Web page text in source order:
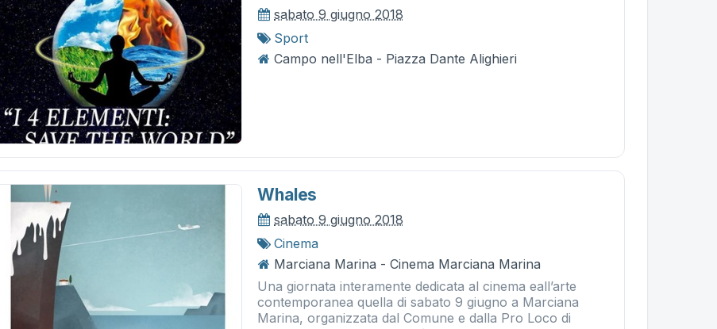
sabato 9 giugno 2018
Sport
Campo nell'Elba - Piazza Dante Alighieri
Whales
sabato 9 giugno 2018
Cinema
Marciana Marina - Cinema Marciana Marina
Una giornata interamente dedicata al cinema eall’arte
contemporanea quella di sabato 9 giugno a Marciana
Marina, organizzata dal Comune e dalla Pro Loco di